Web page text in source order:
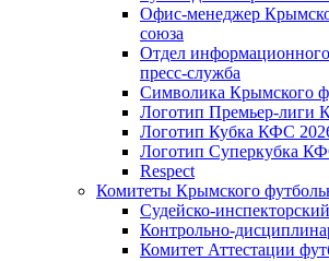
Офис-менеджер
союза
Отдел
пресс-служба
Символика Крымского
Логотип Премьер-лиги
Логотип Кубка КФС
Логотип Суперкубка
Respect
Комитеты Крымского
Судейско-
Контрольно-
Комитет Аттестации